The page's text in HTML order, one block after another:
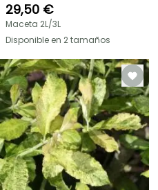
29,50 €
Maceta 2L/3L
Disponible en 2 tamaños